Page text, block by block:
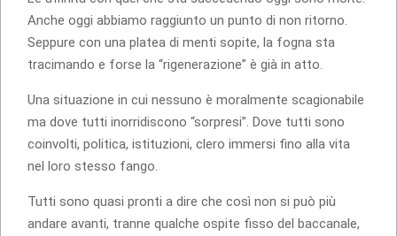
Anche oggi abbiamo raggiunto un punto di non ritorno.
Seppure con una platea di menti sopite, la fogna sta
tracimando e forse la “rigenerazione” è già in atto.
Una situazione in cui nessuno è moralmente scagionabile
ma dove tutti inorridiscono “sorpresi”. Dove tutti sono
coinvolti, politica, istituzioni, clero immersi fino alla vita
nel loro stesso fango.
Tutti sono quasi pronti a dire che così non si può più
andare avanti, tranne qualche ospite fisso del baccanale,